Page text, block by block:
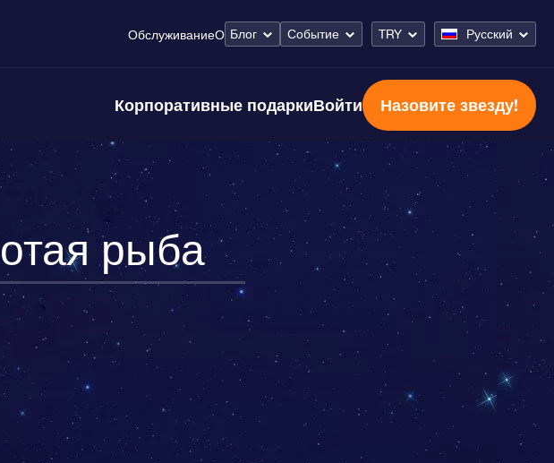
ОбслуживаниеО Блог Событие TRY Русский
Корпоративные подаркиВойти Назовите звезду!
рыба